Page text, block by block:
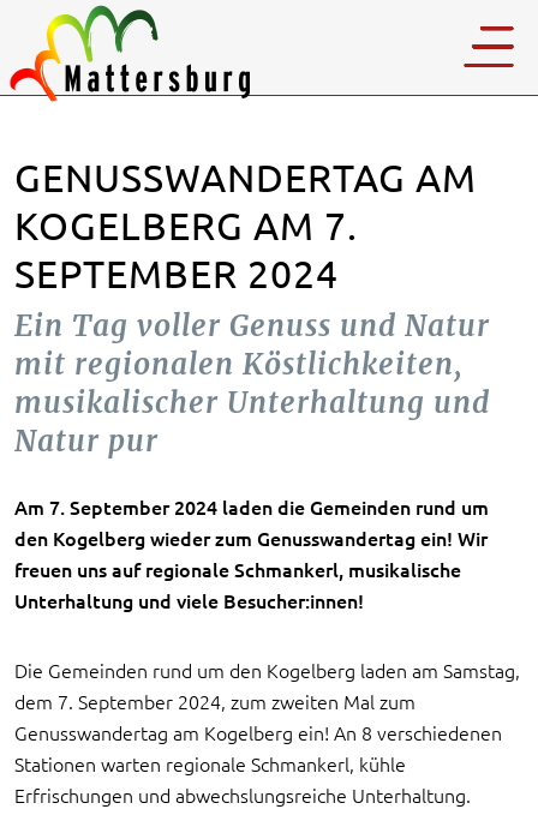
GENUSSWANDERTAG AM
KOGELBERG AM 7.
SEPTEMBER 2024
Ein Tag voller Genuss und Natur
mit regionalen Köstlichkeiten,
musikalischer Unterhaltung und
Natur pur
Am 7. September 2024 laden die Gemeinden rund um
den Kogelberg wieder zum Genusswandertag ein! Wir
freuen uns auf regionale Schmankerl, musikalische
Unterhaltung und viele Besucher:innen!
Die Gemeinden rund um den Kogelberg laden am Samstag,
dem 7. September 2024, zum zweiten Mal zum
Genusswandertag am Kogelberg ein! An 8 verschiedenen
Stationen warten regionale Schmankerl, kühle
Erfrischungen und abwechslungsreiche Unterhaltung.